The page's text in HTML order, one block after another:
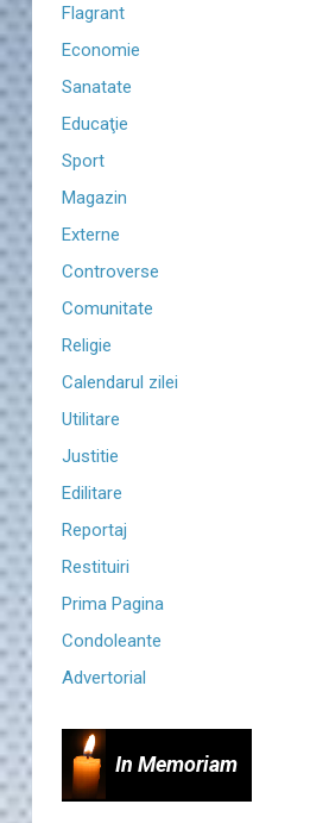
Flagrant
Economie
Sanatate
Educaţie
Sport
Magazin
Externe
Controverse
Comunitate
Religie
Calendarul zilei
Utilitare
Justitie
Edilitare
Reportaj
Restituiri
Prima Pagina
Condoleante
Advertorial
In Memoriam